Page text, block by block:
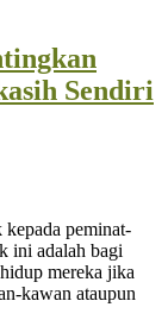
Sendiri
kepada peminat-
ini adalah bagi
mereka jika
kawan ataupun